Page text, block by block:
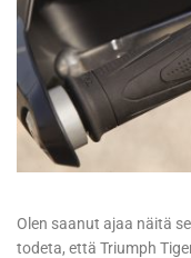
Olen saanut ajaa näitä
todeta, että Triumph